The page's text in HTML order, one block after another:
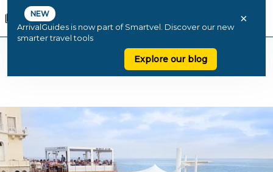
NEW
ArrivalGuides is now part of Smartvel. Discover our new
smarter travel tools
Explore our blog
×